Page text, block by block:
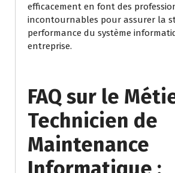
efficacement en font des
incontournables pour assurer la
performance du système
entreprise.
FAQ sur le
Technicien de
Maintenance